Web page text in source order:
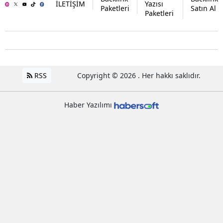
İLETİŞİM
Paketleri
Yazısı
Paketleri
Satın Al
RSS Copyright © 2026 . Her hakkı saklıdır.
Haber Yazılımı